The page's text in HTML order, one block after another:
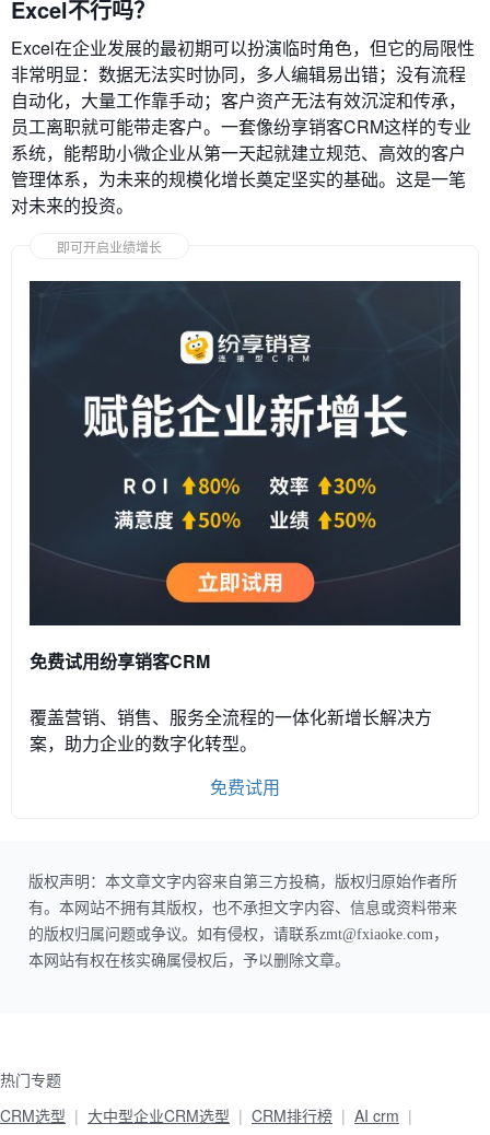
Excel不行吗？
Excel在企业发展的最初期可以扮演临时角色，但它的局限性
非常明显：数据无法实时协同，多人编辑易出错；没有流程
自动化，大量工作靠手动；客户资产无法有效沉淀和传承，
员工离职就可能带走客户。一套像纷享销客CRM这样的专业
系统，能帮助小微企业从第一天起就建立规范、高效的客户
管理体系，为未来的规模化增长奠定坚实的基础。这是一笔
对未来的投资。
即可开启业绩增长
免费试用纷享销客CRM
覆盖营销、销售、服务全流程的一体化新增长解决方
案，助力企业的数字化转型。
免费试用
版权声明：本文章文字内容来自第三方投稿，版权归原始作者所
有。本网站不拥有其版权，也不承担文字内容、信息或资料带来
的版权归属问题或争议。如有侵权，请联系zmt@fxiaoke.com，
本网站有权在核实确属侵权后，予以删除文章。
热门专题
CRM选型
大中型企业CRM选型 CRM排行榜
AI crm